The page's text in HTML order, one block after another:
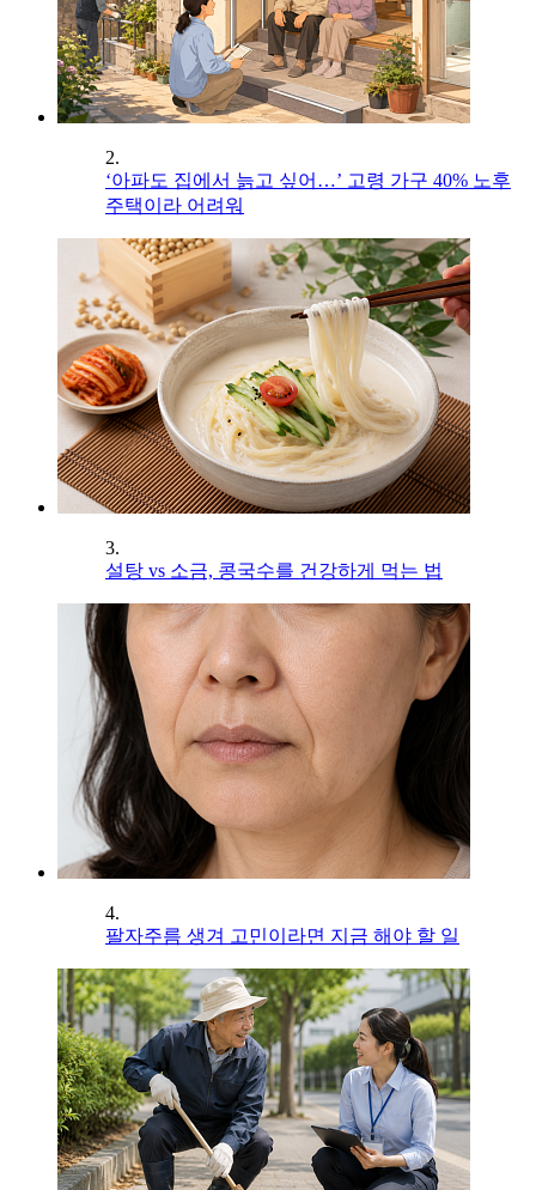
2.
‘아파도 집에서 늙고 싶어…’ 고령 가구 40% 노후
주택이라 어려워
3.
설탕 vs 소금, 콩국수를 건강하게 먹는 법
4.
팔자주름 생겨 고민이라면 지금 해야 할 일